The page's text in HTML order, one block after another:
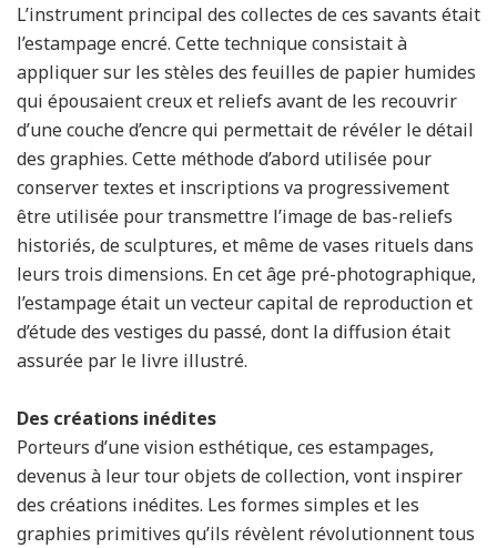
L’instrument principal des collectes de ces savants était
l’estampage encré. Cette technique consistait à
appliquer sur les stèles des feuilles de papier humides
qui épousaient creux et reliefs avant de les recouvrir
d’une couche d’encre qui permettait de révéler le détail
des graphies. Cette méthode d’abord utilisée pour
conserver textes et inscriptions va progressivement
être utilisée pour transmettre l’image de bas-reliefs
historiés, de sculptures, et même de vases rituels dans
leurs trois dimensions. En cet âge pré-photographique,
l’estampage était un vecteur capital de reproduction et
d’étude des vestiges du passé, dont la diffusion était
assurée par le livre illustré.
Des créations inédites
Porteurs d’une vision esthétique, ces estampages,
devenus à leur tour objets de collection, vont inspirer
des créations inédites. Les formes simples et les
graphies primitives qu’ils révèlent révolutionnent tous